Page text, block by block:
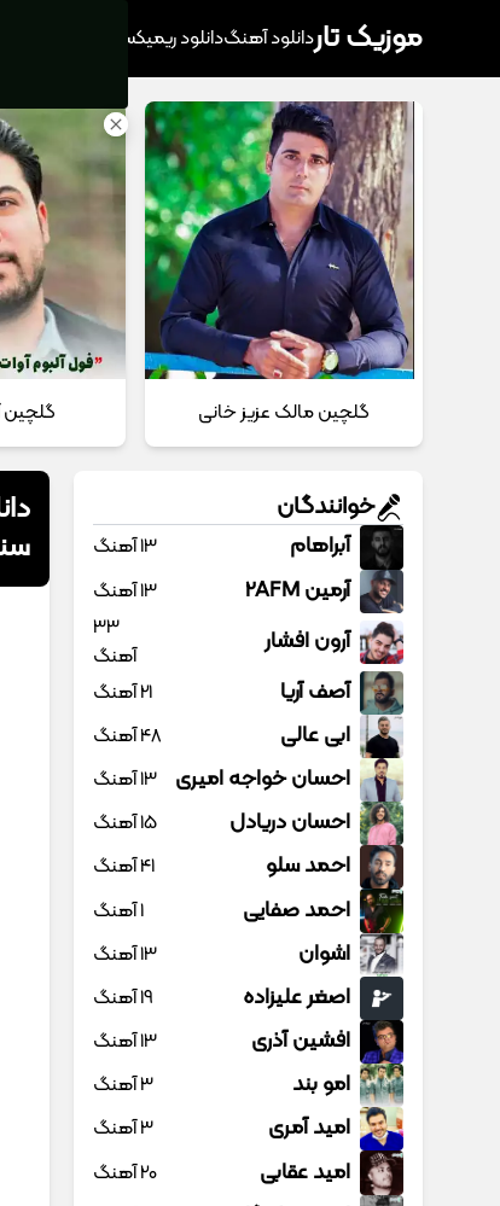
موزیک تاردانلود آهنگدانلود ریمیکس
گلچین مالک عزیز خانی گلچین
خوانندگان
آبراهام 13 آهنگ
آرمین 2AFM 13 آهنگ
آرون افشار
33
آهنگ
آصف آریا 21 آهنگ
ابی عالی 48 آهنگ
احسان خواجه امیری 13 آهنگ
احسان دریادل 15 آهنگ
احمد سلو 41 آهنگ
احمد صفایی 1 آهنگ
اشوان 13 آهنگ
اصغر علیزاده 19 آهنگ
افشین آذری 13 آهنگ
امو بند 3 آهنگ
امید آمری 3 آهنگ
امید عقابی 20 آهنگ